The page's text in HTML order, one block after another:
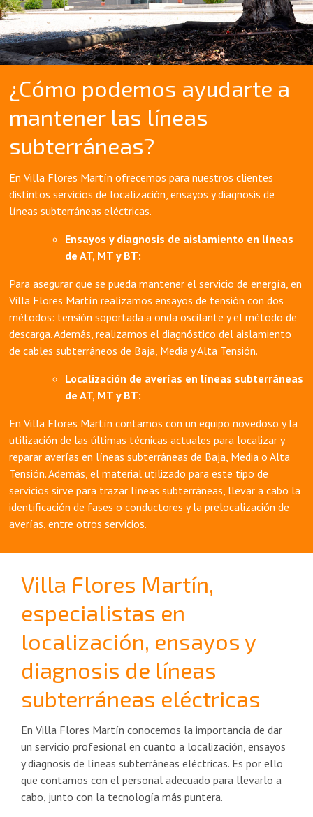
¿Cómo podemos ayudarte a
mantener las líneas
subterráneas?
En Villa Flores Martín ofrecemos para nuestros clientes
distintos servicios de localización, ensayos y diagnosis de
líneas subterráneas eléctricas.
Ensayos y diagnosis de aislamiento en líneas
de AT, MT y BT:
Para asegurar que se pueda mantener el servicio de energía, en
Villa Flores Martín realizamos ensayos de tensión con dos
métodos: tensión soportada a onda oscilante y el método de
descarga. Además, realizamos el diagnóstico del aislamiento
de cables subterráneos de Baja, Media y Alta Tensión.
Localización de averías en líneas subterráneas
de AT, MT y BT:
En Villa Flores Martín contamos con un equipo novedoso y la
utilización de las últimas técnicas actuales para localizar y
reparar averías en líneas subterráneas de Baja, Media o Alta
Tensión. Además, el material utilizado para este tipo de
servicios sirve para trazar líneas subterráneas, llevar a cabo la
identificación de fases o conductores y la prelocalización de
averías, entre otros servicios.
Villa Flores Martín,
especialistas en
localización, ensayos y
diagnosis de líneas
subterráneas eléctricas
En Villa Flores Martín conocemos la importancia de dar
un servicio profesional en cuanto a localización, ensayos
y diagnosis de líneas subterráneas eléctricas. Es por ello
que contamos con el personal adecuado para llevarlo a
cabo, junto con la tecnología más puntera.